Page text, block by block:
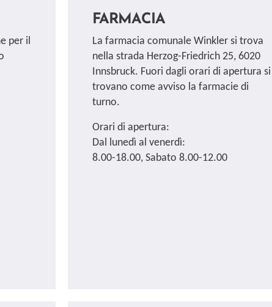
per il
FARMACIA
La farmacia comunale Winkler si trova
nella strada Herzog-Friedrich 25, 6020
Innsbruck. Fuori dagli orari di apertura si
trovano come avviso la farmacie di
turno.
Orari di apertura:
Dal lunedì al venerdì:
8.00-18.00, Sabato 8.00-12.00